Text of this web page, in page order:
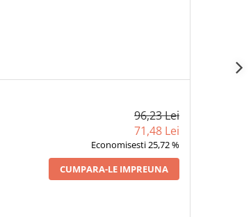
96,23 Lei
71,48 Lei
Economisesti 25,72 %
CUMPARA-LE IMPREUNA